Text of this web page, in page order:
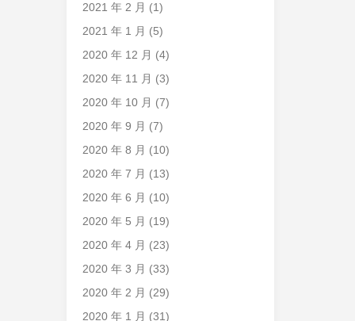
2021 年 2 月 (1)
2021 年 1 月 (5)
2020 年 12 月 (4)
2020 年 11 月 (3)
2020 年 10 月 (7)
2020 年 9 月 (7)
2020 年 8 月 (10)
2020 年 7 月 (13)
2020 年 6 月 (10)
2020 年 5 月 (19)
2020 年 4 月 (23)
2020 年 3 月 (33)
2020 年 2 月 (29)
2020 年 1 月 (31)